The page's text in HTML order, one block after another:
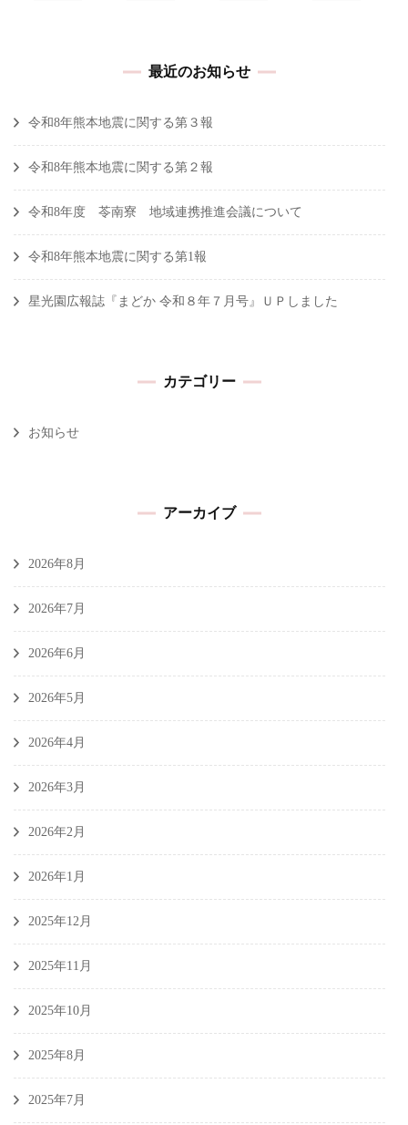
最近のお知らせ
令和8年熊本地震に関する第３報
令和8年熊本地震に関する第２報
令和8年度 苓南寮 地域連携推進会議について
令和8年熊本地震に関する第1報
星光園広報誌『まどか 令和８年７月号』ＵＰしました
カテゴリー
お知らせ
アーカイブ
2026年8月
2026年7月
2026年6月
2026年5月
2026年4月
2026年3月
2026年2月
2026年1月
2025年12月
2025年11月
2025年10月
2025年8月
2025年7月